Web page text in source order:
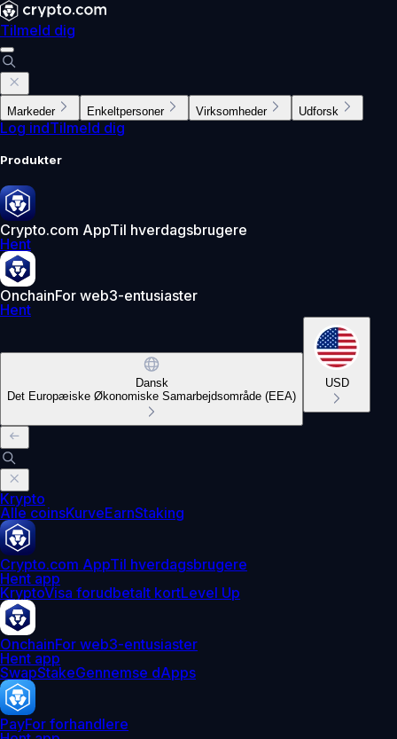
Tilmeld dig
Markeder Enkeltpersoner Virksomheder Udforsk
Log indTilmeld dig
Produkter
Crypto.com AppTil hverdagsbrugere
Hent
OnchainFor web3-entusiaster
Hent
Dansk
Det Europæiske Økonomiske Samarbejdsområde (EEA)
USD
Krypto
Alle coinsKurveEarnStaking
Crypto.com AppTil hverdagsbrugere
Hent app
KryptoVisa forudbetalt kortLevel Up
OnchainFor web3-entusiaster
Hent app
SwapStakeGennemse dApps
PayFor forhandlere